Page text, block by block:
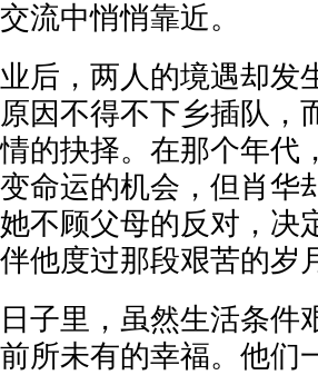
流中悄悄靠近。
后，两人的境遇却发
因不得不下乡插队，
的抉择。在那个年代
命运的机会，但肖华
不顾父母的反对，决
他度过那段艰苦的岁
子里，虽然生活条件
所未有的幸福。他们